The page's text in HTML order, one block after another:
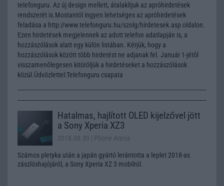
telefonguru. Az új design mellett, átalakítjuk az apróhirdetések
rendszerét is.Mostantól ingyen lehetséges az apróhirdetések
feladása a http://www.telefonguru.hu/szolg/hirdetesek.asp oldalon.
Ezen hirdetések megjelennek az adott telefon adatlapján is, a
hozzászólások alatt egy külön listában. Kérjük, hogy a
hozzászólások között több hirdetést ne adjanak fel. Január 1-jétõl
visszamenõlegesen kitöröljük a hirdetéseket a hozzászólások
közül.Üdvözlettel:Telefonguru csapata
Hatalmas, hajlított OLED kijelzővel jött
a Sony Xperia XZ3
2018.08.30 | Phone Arena
Számos pletyka után a japán gyártó lerántotta a leplet 2018-as
zászlóshajójáról, a Sony Xperia XZ 3 mobilról.